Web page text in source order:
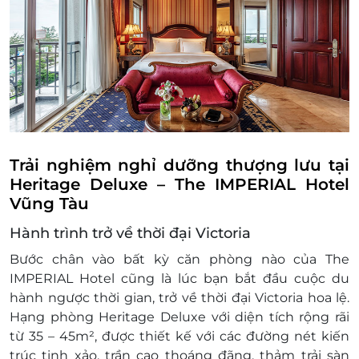
Giờ nhận phòng: Sau 14h00 / Giờ trả phòng:
Trước 12h00
Check in sớm - Check out muộn: tùy thuộc
vào tình trạng phòng và có thể sẽ phụ thu
theo quy định của khách sạn
Hotline đặt phòng & tư vấn (9h-20h): 1900
2065 / 0702 804 262
Điều kiện lưu ý bắt buộc:
Giá trên chỉ áp dụng cho ngày thường,
không áp dụng cho lễ tết và mùa cao điểm
để đảm bảo quyền lợi vui lòng liên hệ với
chúng tôi để kiểm tra về tình trạng phòng,
nâng cấp hạng phòng, các khoản phụ thu
(nếu có) trước khi đặt phòng và thanh toán
Mọi trường hợp khách hàng đã thanh toán
nhưng chưa liên hệ với LifeLink, chúng tôi
hoàn toàn không chịu trách nhiệm
Trải nghiệm nghỉ dưỡng thượng lưu tại
Heritage Deluxe – The IMPERIAL Hotel
Vũng Tàu
Hành trình trở về thời đại Victoria
Bước chân vào bất kỳ căn phòng nào của The
IMPERIAL Hotel cũng là lúc bạn bắt đầu cuộc du
hành ngược thời gian, trở về thời đại Victoria hoa lệ.
Hạng phòng Heritage Deluxe với diện tích rộng rãi
từ 35 – 45m², được thiết kế với các đường nét kiến
trúc tinh xảo, trần cao thoáng đãng, thảm trải sàn